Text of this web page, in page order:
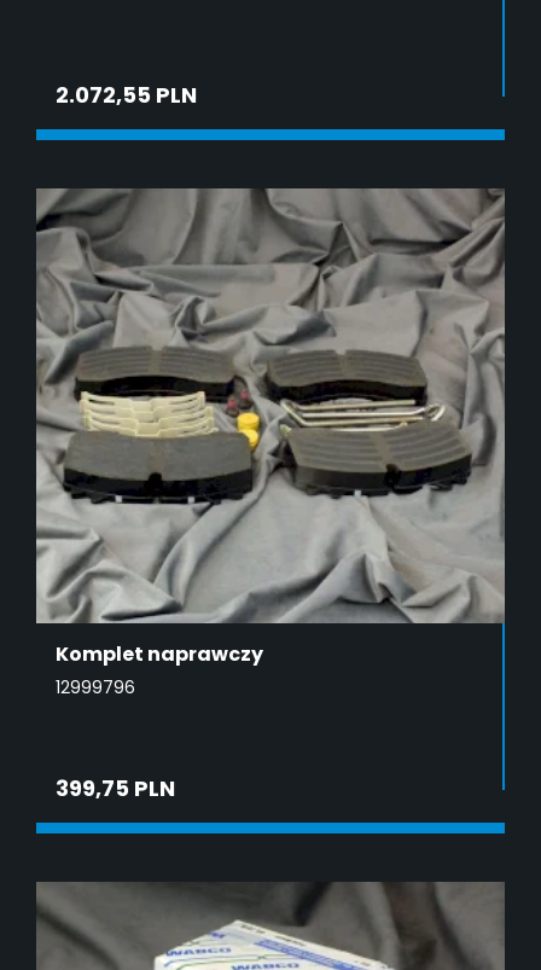
2.072,55 PLN
Komplet naprawczy
12999796
399,75 PLN